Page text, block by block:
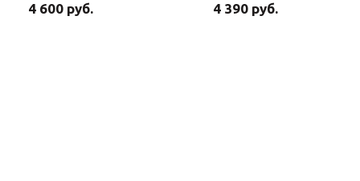
4 600 руб. 4 390 руб.